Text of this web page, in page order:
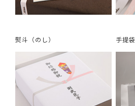
熨斗（のし） 手提袋